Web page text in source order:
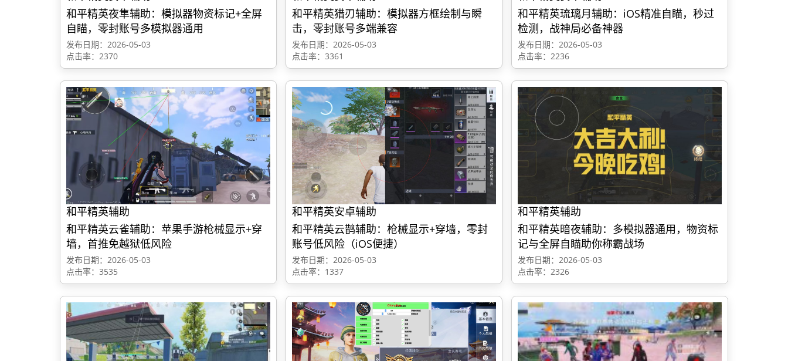
和平精英夜隼辅助：模拟器物资标记+全屏
自瞄，零封账号多模拟器通用
发布日期：2026-05-03
点击率：2370
和平精英猎刃辅助：模拟器方框绘制与瞬
击，零封账号多端兼容
发布日期：2026-05-03
点击率：3361
和平精英琉璃月辅助：iOS精准自瞄，秒过
检测，战神局必备神器
发布日期：2026-05-03
点击率：2236
和平精英辅助
和平精英云雀辅助：苹果手游枪械显示+穿
墙，首推免越狱低风险
发布日期：2026-05-03
点击率：3535
和平精英安卓辅助
和平精英云鹊辅助：枪械显示+穿墙，零封
账号低风险（iOS便捷）
发布日期：2026-05-03
点击率：1337
和平精英辅助
和平精英暗夜辅助：多模拟器通用，物资标
记与全屏自瞄助你称霸战场
发布日期：2026-05-03
点击率：2326